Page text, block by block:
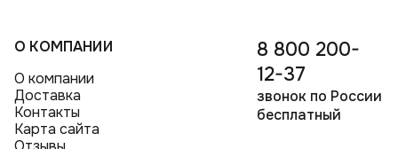
О КОМПАНИИ
О компании
Доставка
Контакты
Карта сайта
8 800 200-
12-37
звонок по России
бесплатный